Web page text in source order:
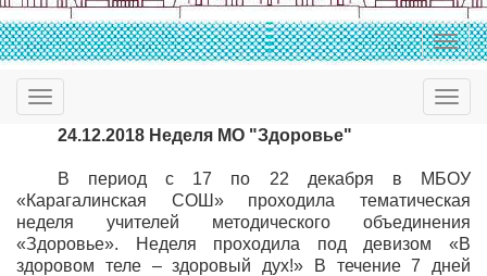
24.12.2018 Неделя МО "Здоровье"
В период с 17 по 22 декабря в МБОУ
«Карагалинская СОШ» проходила тематическая
неделя учителей методического объединения
«Здоровье». Неделя проходила под девизом «В
здоровом теле – здоровый дух!» В течение 7 дней